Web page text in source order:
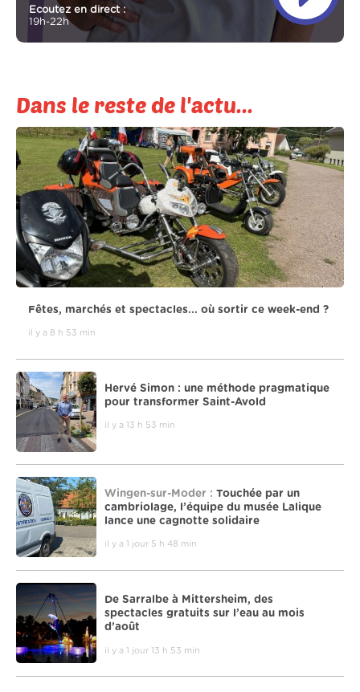
Ecoutez en direct :
19h-22h
Dans le reste de l'actu...
Fêtes, marchés et spectacles... où sortir ce week-end ?
il y a 8 h 53 min
Hervé Simon : une méthode pragmatique
pour transformer Saint-Avold
il y a 13 h 53 min
Wingen-sur-Moder : Touchée par un
cambriolage, l’équipe du musée Lalique
lance une cagnotte solidaire
il y a 1 jour 5 h 48 min
De Sarralbe à Mittersheim, des
spectacles gratuits sur l’eau au mois
d’août
il y a 1 jour 13 h 53 min